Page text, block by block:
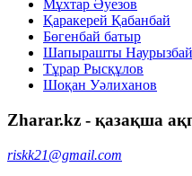
Мұхтар Әуезов
Қаракерей Қабанбай
Бөгенбай батыр
Шапырашты
Тұрар Рысқұлов
Шоқан Уәлиханов
Zharar.kz - қазақша
riskk21@gmail.com